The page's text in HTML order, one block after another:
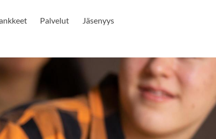
Palvelut
Jäsenyys